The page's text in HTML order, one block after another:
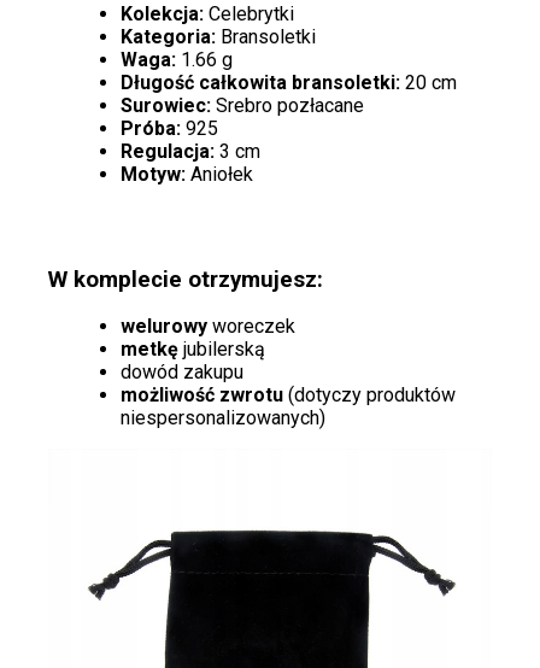
Kolekcja: Celebrytki
Kategoria: Bransoletki
Waga: 1.66 g
Długość całkowita bransoletki: 20 cm
Surowiec: Srebro pozłacane
Próba: 925
Regulacja: 3 cm
Motyw: Aniołek
W komplecie otrzymujesz:
welurowy woreczek
metkę jubilerską
dowód zakupu
możliwość zwrotu (dotyczy produktów
niespersonalizowanych)